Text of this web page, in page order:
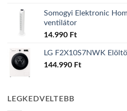
Somogyi Elektronic
ventilátor
14.990 Ft
LG F2X10S7NWK
144.990 Ft
LEGKEDVELTEBB